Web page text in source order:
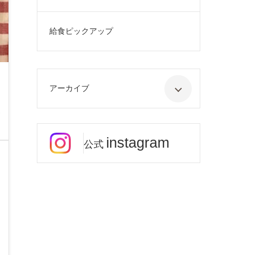
給食ピックアップ
アーカイブ
公式 instagram